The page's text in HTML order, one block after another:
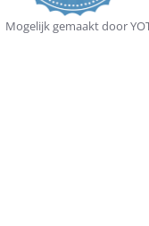
Mogelijk gemaakt door